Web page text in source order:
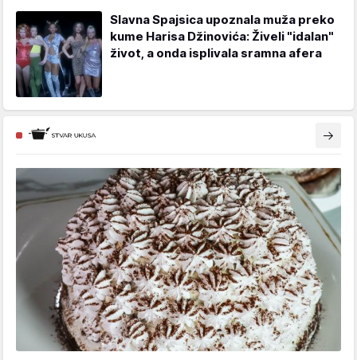
Slavna Spajsica upoznala muža preko
kume Harisa Džinovića: Živeli "idalan"
život, a onda isplivala sramna afera